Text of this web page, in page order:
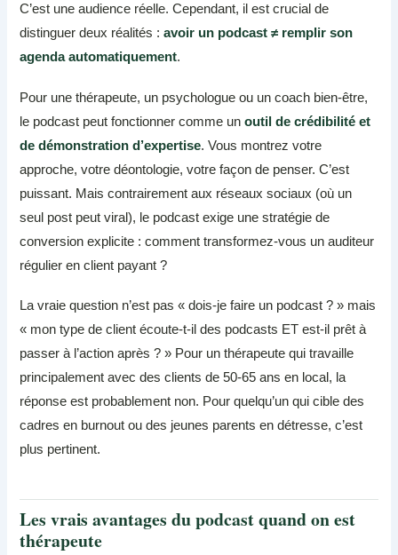
C’est une audience réelle. Cependant, il est crucial de
distinguer deux réalités :avoir un podcast ≠ remplir son
agenda automatiquement.
Pour une thérapeute, un psychologue ou un coach bien-être,
le podcast peut fonctionner comme unoutil de crédibilité et
de démonstration d’expertise. Vous montrez votre
approche, votre déontologie, votre façon de penser. C’est
puissant. Mais contrairement aux réseaux sociaux (où un
seul post peut viral), le podcast exige une stratégie de
conversion explicite : comment transformez-vous un auditeur
régulier en client payant ?
La vraie question n’est pas « dois-je faire un podcast ? » mais
« mon type de client écoute-t-il des podcasts ET est-il prêt à
passer à l’action après ? » Pour un thérapeute qui travaille
principalement avec des clients de 50-65 ans en local, la
réponse est probablement non. Pour quelqu’un qui cible des
cadres en burnout ou des jeunes parents en détresse, c’est
plus pertinent.
Les vrais avantages du podcast quand on est
thérapeute